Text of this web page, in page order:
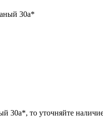
30а*, то уточняйте